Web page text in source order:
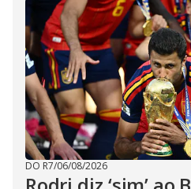
DO R7/06/08/2026